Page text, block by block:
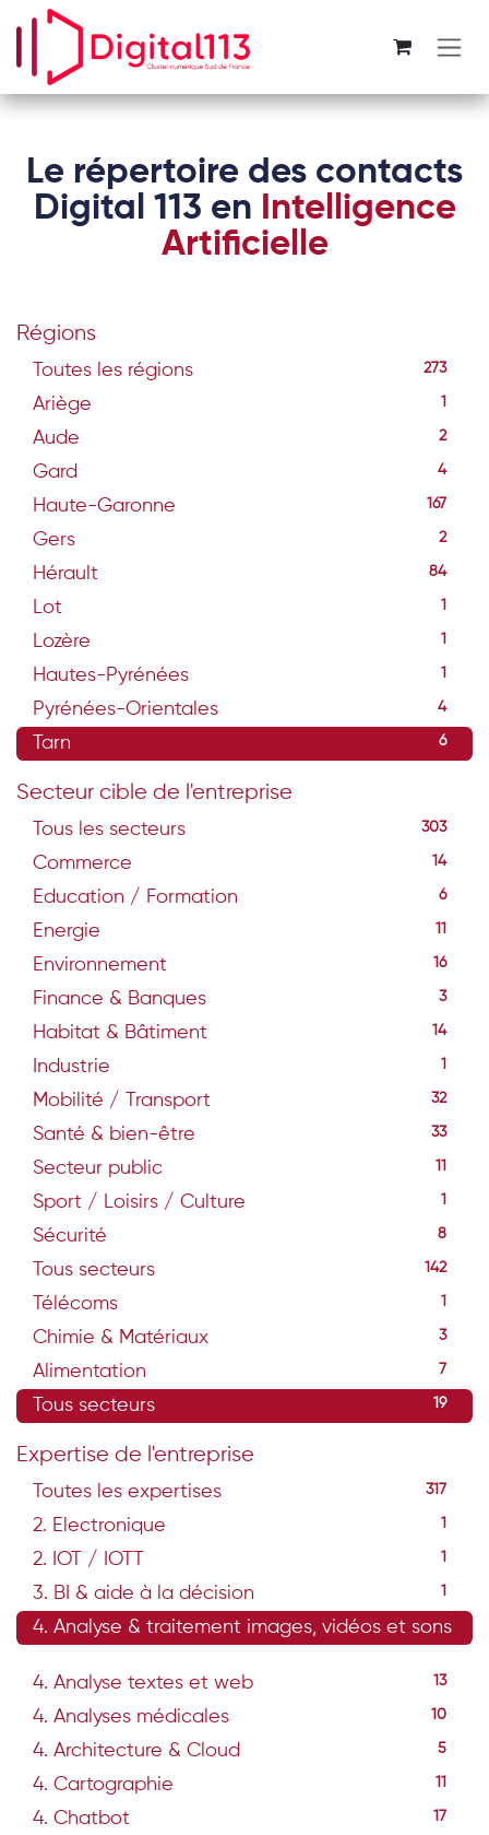
Se rendre au contenu
Le répertoire des contacts
Digital 113 en Intelligence
Artificielle
Régions
Toutes les régions 273
Ariège 1
Aude 2
Gard 4
Haute-Garonne 167
Gers 2
Hérault 84
Lot 1
Lozère 1
Hautes-Pyrénées 1
Pyrénées-Orientales 4
Tarn 6
Secteur cible de l'entreprise
Tous les secteurs 303
Commerce 14
Education / Formation 6
Energie 11
Environnement 16
Finance & Banques 3
Habitat & Bâtiment 14
Industrie 1
Mobilité / Transport 32
Santé & bien-être 33
Secteur public 11
Sport / Loisirs / Culture 1
Sécurité 8
Tous secteurs 142
Télécoms 1
Chimie & Matériaux 3
Alimentation 7
Tous secteurs 19
Expertise de l'entreprise
Toutes les expertises 317
2. Electronique 1
2. IOT / IOTT 1
3. BI & aide à la décision 1
4. Analyse & traitement images, vidéos et sons
4. Analyse textes et web 13
4. Analyses médicales 10
4. Architecture & Cloud 5
4. Cartographie
4. Chatbot 17